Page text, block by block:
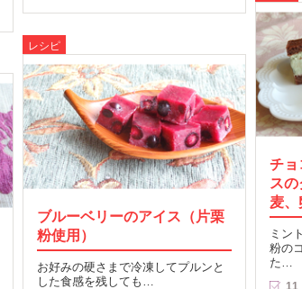
チョ
ス
麦、
ミン
粉の
た…
11
レシピ
ブルーベリーのアイス（片栗
粉使用）
お好みの硬さまで冷凍してプルンと
した食感を残しても…